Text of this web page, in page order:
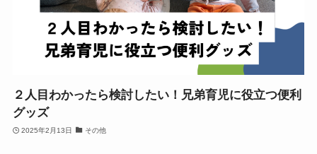
２人目わかったら検討したい！兄弟育児に役立つ便利
グッズ
2025年2月13日 その他